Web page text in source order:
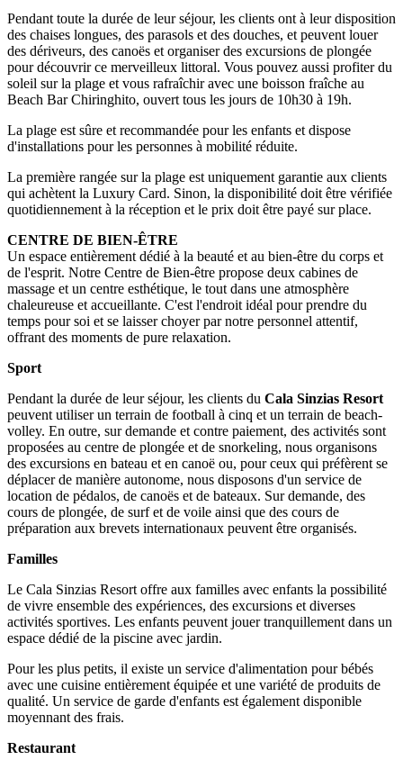
Pendant toute la durée de leur séjour, les clients ont à leur disposition
des chaises longues, des parasols et des douches, et peuvent louer
des dériveurs, des canoës et organiser des excursions de plongée
pour découvrir ce merveilleux littoral. Vous pouvez aussi profiter du
soleil sur la plage et vous rafraîchir avec une boisson fraîche au
Beach Bar Chiringhito, ouvert tous les jours de 10h30 à 19h.
La plage est sûre et recommandée pour les enfants et dispose
d'installations pour les personnes à mobilité réduite.
La première rangée sur la plage est uniquement garantie aux clients
qui achètent la Luxury Card. Sinon, la disponibilité doit être vérifiée
quotidiennement à la réception et le prix doit être payé sur place.
CENTRE DE BIEN-ÊTRE
Un espace entièrement dédié à la beauté et au bien-être du corps et
de l'esprit. Notre Centre de Bien-être propose deux cabines de
massage et un centre esthétique, le tout dans une atmosphère
chaleureuse et accueillante. C'est l'endroit idéal pour prendre du
temps pour soi et se laisser choyer par notre personnel attentif,
offrant des moments de pure relaxation.
Sport
Pendant la durée de leur séjour, les clients du Cala Sinzias Resort
peuvent utiliser un terrain de football à cinq et un terrain de beach-
volley. En outre, sur demande et contre paiement, des activités sont
proposées au centre de plongée et de snorkeling, nous organisons
des excursions en bateau et en canoë ou, pour ceux qui préfèrent se
déplacer de manière autonome, nous disposons d'un service de
location de pédalos, de canoës et de bateaux. Sur demande, des
cours de plongée, de surf et de voile ainsi que des cours de
préparation aux brevets internationaux peuvent être organisés.
Familles
Le Cala Sinzias Resort offre aux familles avec enfants la possibilité
de vivre ensemble des expériences, des excursions et diverses
activités sportives. Les enfants peuvent jouer tranquillement dans un
espace dédié de la piscine avec jardin.
Pour les plus petits, il existe un service d'alimentation pour bébés
avec une cuisine entièrement équipée et une variété de produits de
qualité. Un service de garde d'enfants est également disponible
moyennant des frais.
Restaurant